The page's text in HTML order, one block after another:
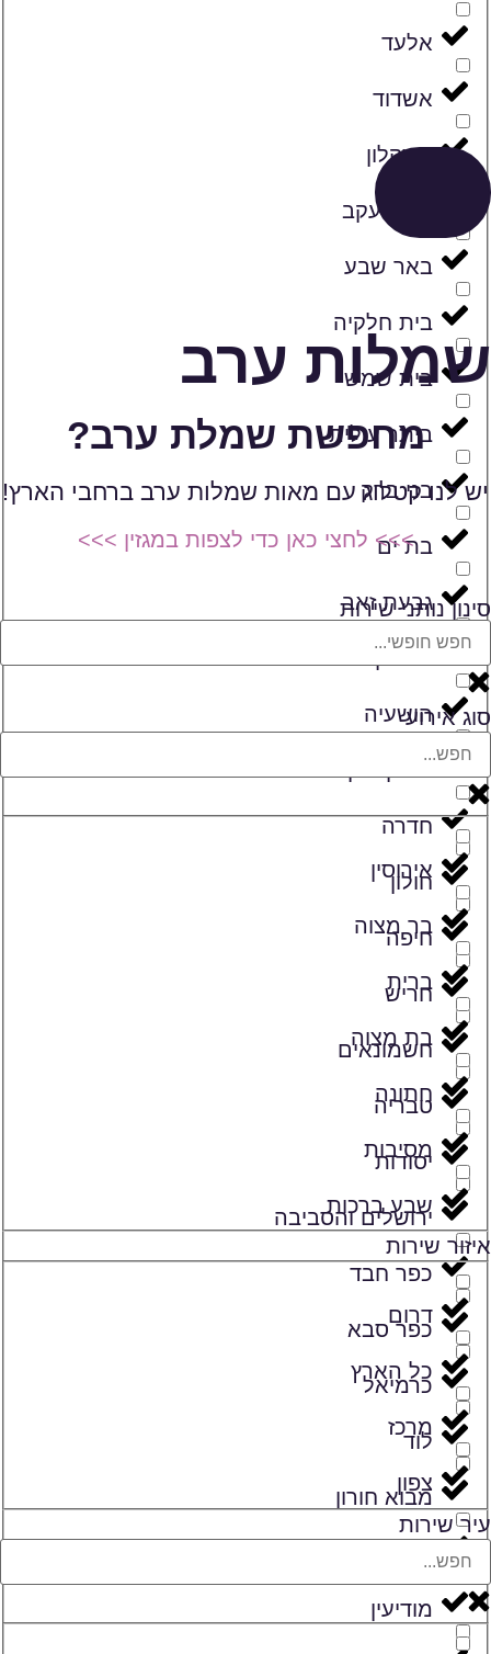
אלעד
אשדוד
אשקלון
באר יעקב
באר שבע
בית חלקיה
בית שמש
ביתר עילית
בני ברק
בת ים
גבעת זאב
הושעיה
חדרה
חולון
חיפה
חריש
חשמונאים
טבריה
יסודות
ירושלים והסביבה
כפר חבד
כפר סבא
כרמיאל
לוד
מבוא חורון
מודיעין
שמלות ערב
מחפשת שמלת ערב?
יש לנו קטלוג עם מאות שמלות ערב ברחבי הארץ!
>>> לחצי כאן כדי לצפות במגזין >>>
סינון נותני שירות
סוג אירוע
אירוסין
בר מצוה
ברית
בת מצוה
חתונה
מסיבות
שבע ברכות
איזור שירות
דרום
כל הארץ
מרכז
צפון
עיר שירות